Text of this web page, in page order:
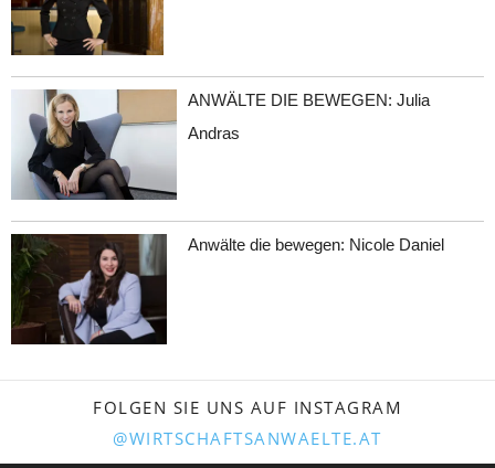
ANWÄLTE DIE BEWEGEN: Julia
Andras
Anwälte die bewegen: Nicole Daniel
FOLGEN SIE UNS AUF INSTAGRAM
@WIRTSCHAFTSANWAELTE.AT